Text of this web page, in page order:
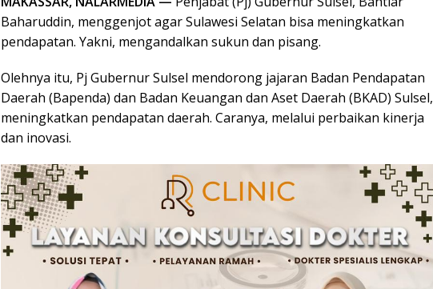
Baharuddin, menggenjot agar Sulawesi Selatan bisa meningkatkan
pendapatan. Yakni, mengandalkan sukun dan pisang.
Olehnya itu, Pj Gubernur Sulsel mendorong jajaran Badan Pendapatan
Daerah (Bapenda) dan Badan Keuangan dan Aset Daerah (BKAD) Sulsel,
meningkatkan pendapatan daerah. Caranya, melalui perbaikan kinerja
dan inovasi.